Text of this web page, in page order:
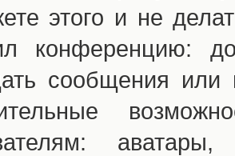
этого и не
конференцию:
сообщения или